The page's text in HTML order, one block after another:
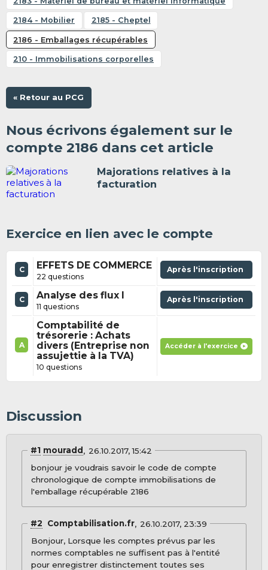
2184 - Mobilier 2185 - Cheptel
2186 - Emballages récupérables
210 - Immobilisations corporelles
« Retour au PCG
Nous écrivons également sur le
compte 2186 dans cet article
Majorations relatives à la
facturation
Exercice en lien avec le compte
C EFFETS DE COMMERCE
22 questions
Après l'inscription
C Analyse des flux I
11 questions
Après l'inscription
A
Comptabilité de
trésorerie : Achats
divers (Entreprise non
assujettie à la TVA)
10 questions
Accéder à l'exercice
Discussion
#1 mouradd
26.10.2017, 15:42
bonjour je voudrais savoir le code de compte
chronologique de compte immobilisations de
l'emballage récupérable 2186
#2 Comptabilisation.fr
26.10.2017, 23:39
Bonjour, Lorsque les comptes prévus par les
normes comptables ne suffisent pas à l'entité
pour enregistrer distinctement toutes ses